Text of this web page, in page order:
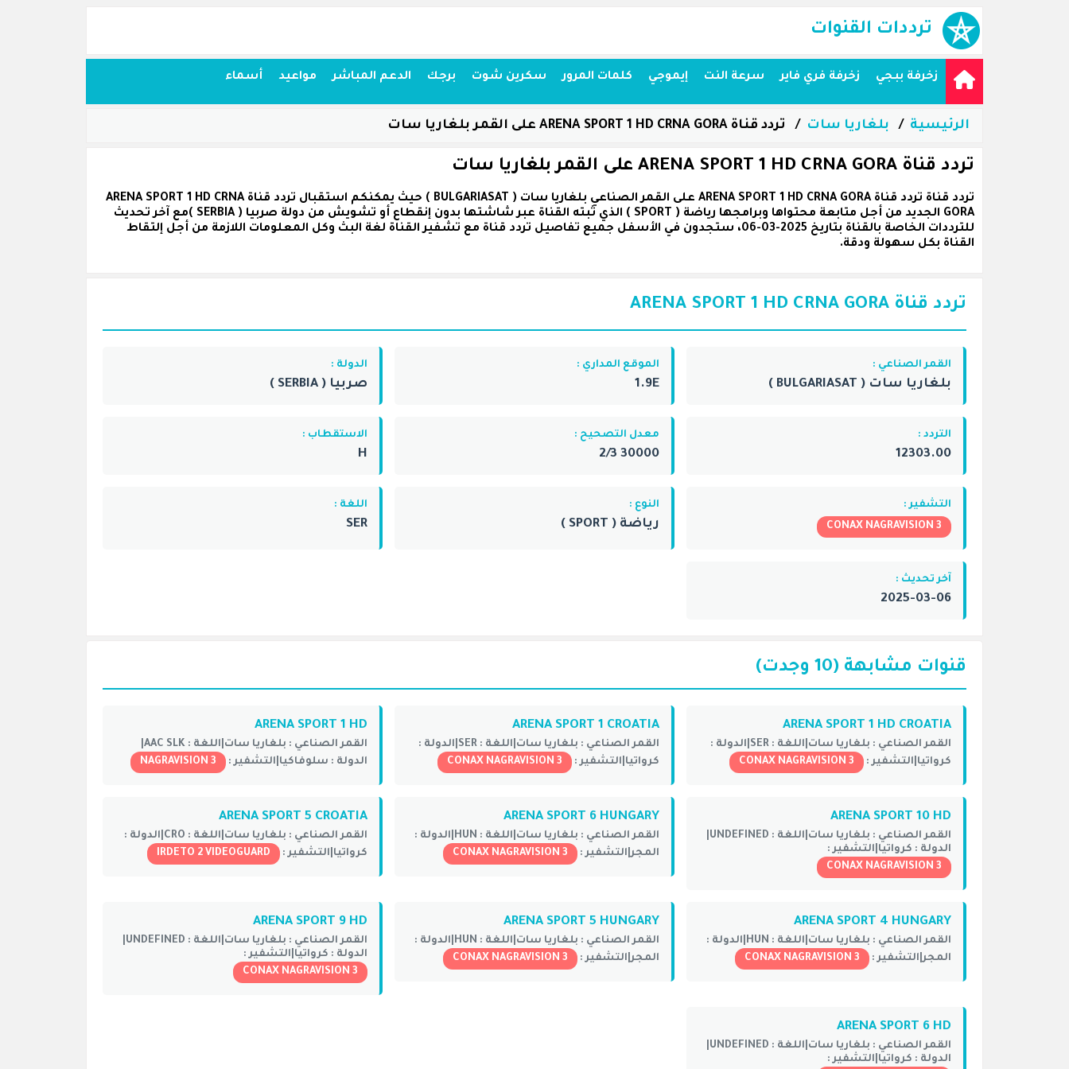
ترددات القنوات
زخرفة ببجي زخرفة فري فاير سرعة النت إيموجي كلمات المرور سكرين شوت برجك الدعم المباشر مواعيد أسماء
الرئيسية بلغاريا سات تردد قناة ARENA SPORT 1 HD CRNA GORA على القمر بلغاريا سات
تردد قناة ARENA SPORT 1 HD CRNA GORA على القمر بلغاريا سات
تردد قناة تردد قناة ARENA SPORT 1 HD CRNA GORA على القمر الصناعي بلغاريا سات ( BULGARIASAT ) حيث يمكنكم استقبال تردد قناة ARENA SPORT 1 HD CRNA
GORA الجديد من أجل متابعة محتواها وبرامجها رياضة ( SPORT ) الذي ثبته القناة عبر شاشتها بدون إنقطاع أو تشويش من دولة صربيا ( SERBIA )مع آخر تحديث
للترددات الخاصة بالقناة بتاريخ 2025-03-06، ستجدون في الأسفل جميع تفاصيل تردد قناة مع تشفير القناة لغة البث وكل المعلومات اللازمة من أجل إلتقاط
القناة بكل سهولة ودقة.
تردد قناة ARENA SPORT 1 HD CRNA GORA
القمر الصناعي :
بلغاريا سات ( BULGARIASAT )
الموقع المداري :
1.9E
الدولة :
صربيا ( SERBIA )
التردد :
12303.00
معدل التصحيح :
30000 2/3
الاستقطاب :
H
التشفير :
CONAX NAGRAVISION 3
النوع :
رياضة ( SPORT )
اللغة :
SER
آخر تحديث :
2025-03-06
قنوات مشابهة (10 وجدت)
ARENA SPORT 1 HD CROATIA
القمر الصناعي : بلغاريا سات| اللغة :
الدولة :
كرواتيا| التشفير : CONAX NAGRAVISION 3
ARENA SPORT 1 CROATIA
القمر الصناعي : بلغاريا سات| اللغة :
الدولة :
كرواتيا| التشفير : CONAX NAGRAVISION 3
ARENA SPORT 1 HD
القمر الصناعي : بلغاريا سات| اللغة : AAC SLK|
الدولة : سلوفاكيا| التشفير : NAGRAVISION 3
ARENA SPORT 10 HD
القمر الصناعي : بلغاريا سات| اللغة :
الدولة : كرواتيا| التشفير :
CONAX NAGRAVISION 3
ARENA SPORT 6 HUNGARY
القمر الصناعي : بلغاريا سات| اللغة :
الدولة :
المجر| التشفير : CONAX NAGRAVISION 3
ARENA SPORT 5 CROATIA
القمر الصناعي : بلغاريا سات| اللغة :
الدولة :
كرواتيا| التشفير : IRDETO 2 VIDEOGUARD
ARENA SPORT 4 HUNGARY
القمر الصناعي : بلغاريا سات| اللغة :
الدولة :
المجر| التشفير : CONAX NAGRAVISION 3
ARENA SPORT 5 HUNGARY
القمر الصناعي : بلغاريا سات| اللغة :
الدولة :
المجر| التشفير : CONAX NAGRAVISION 3
ARENA SPORT 9 HD
القمر الصناعي : بلغاريا سات| اللغة :
الدولة : كرواتيا| التشفير :
CONAX NAGRAVISION 3
ARENA SPORT 6 HD
القمر الصناعي : بلغاريا سات| اللغة :
الدولة : كرواتيا| التشفير :